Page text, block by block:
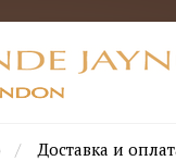
Доставка и